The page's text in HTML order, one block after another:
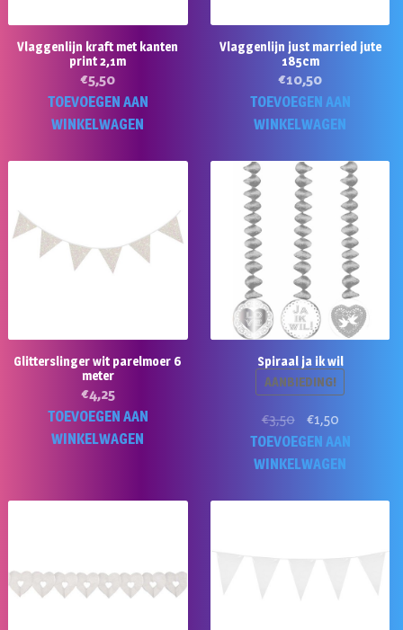
Vlaggenlijn kraft met kanten
print 2,1m
€5,50
TOEVOEGEN AAN
WINKELWAGEN
Vlaggenlijn just married jute
185cm
€10,50
TOEVOEGEN AAN
WINKELWAGEN
Glitterslinger wit parelmoer 6
meter
€4,25
TOEVOEGEN AAN
WINKELWAGEN
Spiraal ja ik wil
AANBIEDING!
€3,50
Oorspronkelijke
prijs
was:
€1,50Huidige
prijs
is:
TOEVOEGEN AAN
WINKELWAGEN